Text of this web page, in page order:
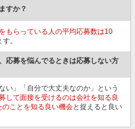
すか？
もらっている人の平均応募数は10
。
応募を悩んでるときは応募しない方
い」「自分で大丈夫なのか」という
して面接を受けるのは会社を知る良
ことを知る良い機会と捉えると良い